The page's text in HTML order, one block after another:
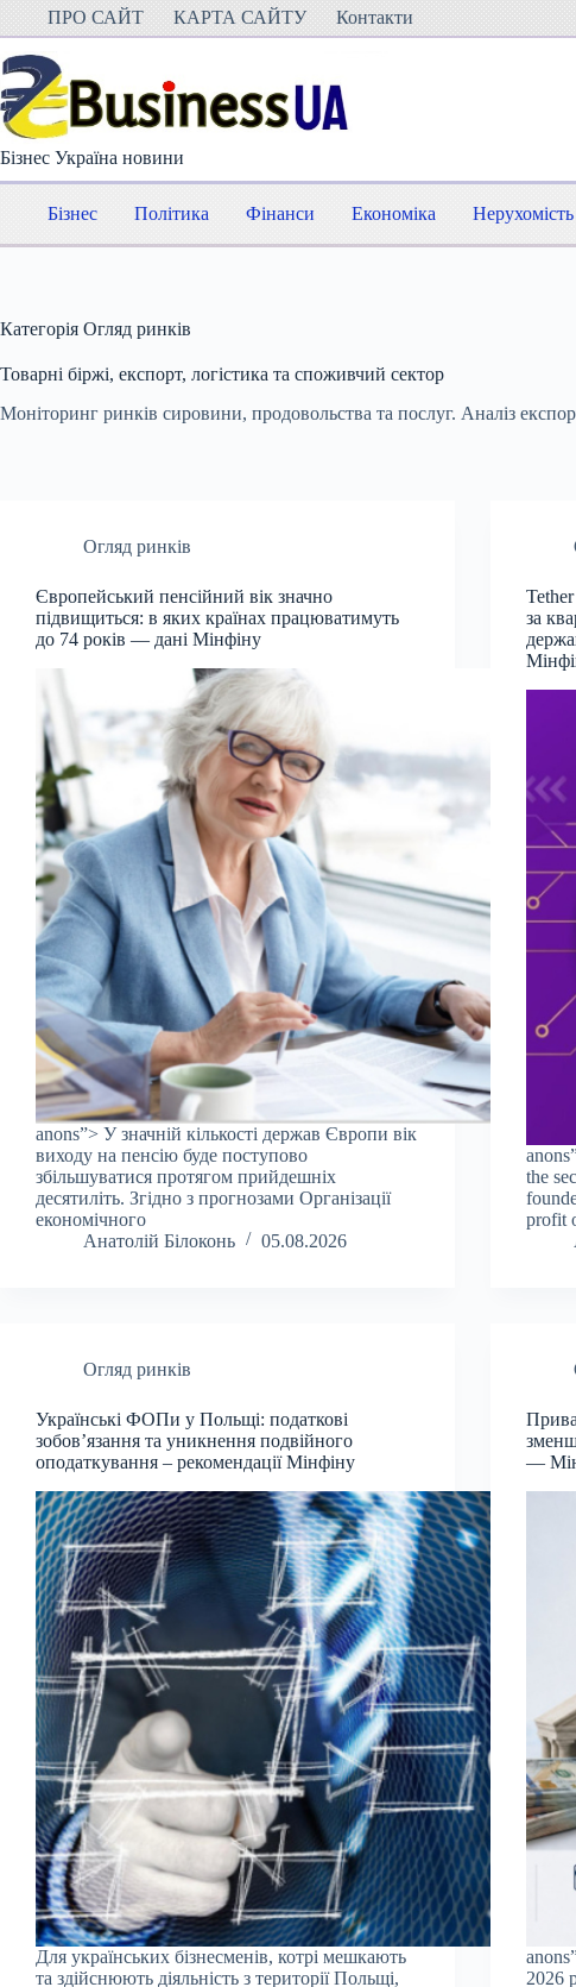
Перейти
вмісту
ПРО САЙТ КАРТА САЙТУ Контакти
Бізнес Україна новини
Бізнес Політика Фінанси Економіка Нерухомість
Категорія Огляд ринків
Товарні біржі, експорт, логістика та споживчий сектор
Моніторинг ринків сировини, продовольства та послуг. Аналіз
Огляд ринків
Європейський пенсійний вік значно
підвищиться: в яких країнах працюватимуть
до 74 років — дані Мінфіну
anons”> У значній кількості держав Європи вік
виходу на пенсію буде поступово
збільшуватися протягом прийдешніх
десятиліть. Згідно з прогнозами Організації
економічного
Анатолій Білоконь
05.08.2026
за
the
profit
Огляд ринків
Українські ФОПи у Польщі: податкові
зобов’язання та уникнення подвійного
оподаткування – рекомендації Мінфіну
Для українських бізнесменів, котрі мешкають
та здійснюють діяльність з території Польщі,
—
2026